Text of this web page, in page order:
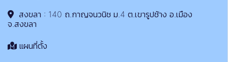
สงขลา : 140 ถ.กาญจนวนิช ม.4 ต.เขารูปช้าง อ.เมือง
จ.สงขลา
แผนที่ตั้ง